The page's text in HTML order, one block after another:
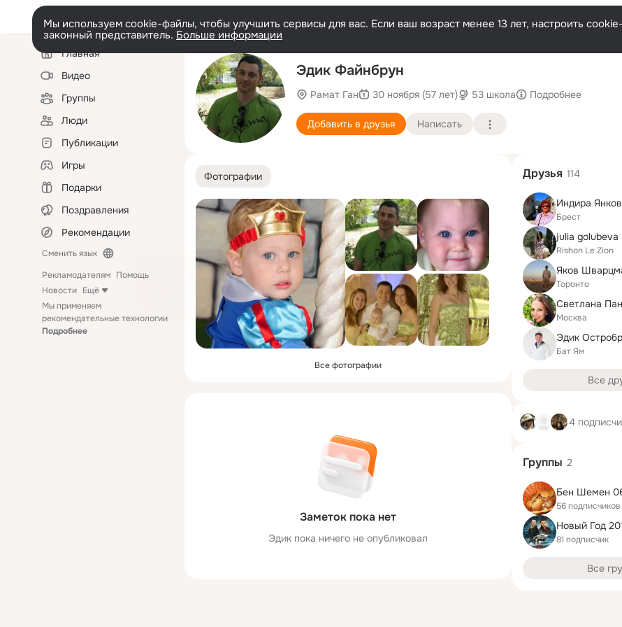
Мы используем cookie-файлы, чтобы улучшить сервисы для вас. Если ваш возраст менее 13 лет, настроить
законный представитель. Больше информации
Левая
колонкаГлавная
Видео
Группы
Люди
Публикации
Игры
Подарки
Поздравления
Рекомендации
Сменить язык
Рекламодателям Помощь
Новости Ещё
Мы применяем
рекомендательные технологии
Подробнее
Эдик Файнбрун
Рамат Ган 30 ноября (57 лет) 53 школа Подробнее
Добавить в друзья Написать
Фотографии
Все фотографии
Заметок пока нет
Эдик пока ничего не опубликовал
Друзья 114
Индира
Брест
julia golubeva
Rishon Le Zion
Яков
Торонто
Светлана
Москва
Эдик
Бат Ям
Все
4
Группы 2
56 подписчиков
Новый Год
81 подписчик
Все